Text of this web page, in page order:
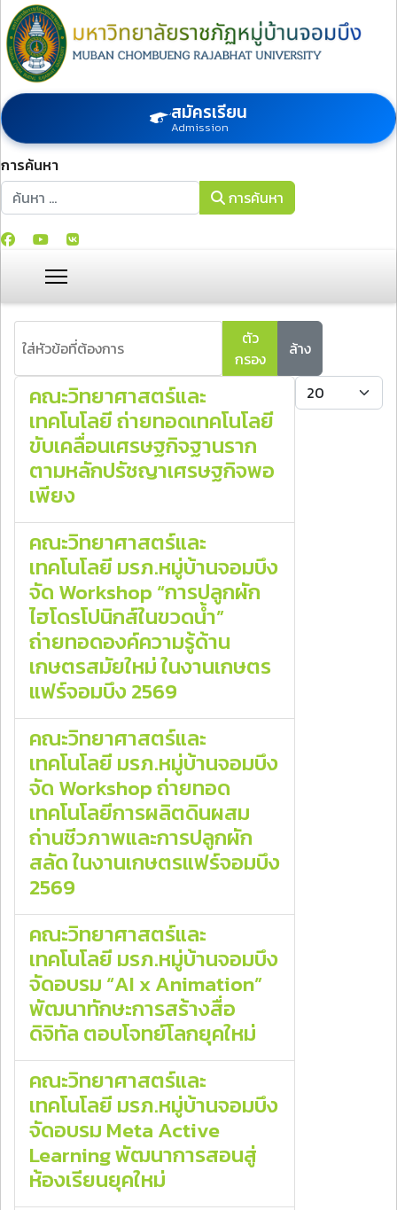
สมัครเรียน
Admission
การค้นหา
การค้นหา
การค้นหา
ตัว
กรอง
ล้าง
แสดง #
คณะวิทยาศาสตร์และ
เทคโนโลยี ถ่ายทอดเทคโนโลยี
ขับเคลื่อนเศรษฐกิจฐานราก
ตามหลักปรัชญาเศรษฐกิจพอ
เพียง
คณะวิทยาศาสตร์และ
เทคโนโลยี มรภ.หมู่บ้านจอมบึง
จัด Workshop “การปลูกผัก
ไฮโดรโปนิกส์ในขวดน้ำ”
ถ่ายทอดองค์ความรู้ด้าน
เกษตรสมัยใหม่ ในงานเกษตร
แฟร์จอมบึง 2569
คณะวิทยาศาสตร์และ
เทคโนโลยี มรภ.หมู่บ้านจอมบึง
จัด Workshop ถ่ายทอด
เทคโนโลยีการผลิตดินผสม
ถ่านชีวภาพและการปลูกผัก
สลัด ในงานเกษตรแฟร์จอมบึง
2569
คณะวิทยาศาสตร์และ
เทคโนโลยี มรภ.หมู่บ้านจอมบึง
จัดอบรม “AI x Animation”
พัฒนาทักษะการสร้างสื่อ
ดิจิทัล ตอบโจทย์โลกยุคใหม่
คณะวิทยาศาสตร์และ
เทคโนโลยี มรภ.หมู่บ้านจอมบึง
จัดอบรม Meta Active
Learning พัฒนาการสอนสู่
ห้องเรียนยุคใหม่